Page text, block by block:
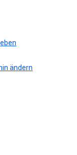
ändern